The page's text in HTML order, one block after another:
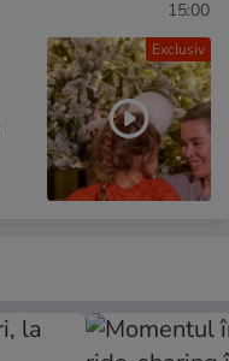
Exclusiv
15:00